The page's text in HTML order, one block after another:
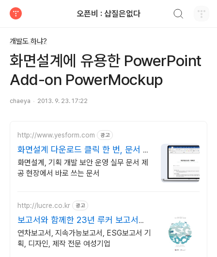
오픈비 : 삽질은없다
개발도 하냐?
화면설계에 유용한 PowerPoint
Add-on PowerMockup
chaeya 2013. 9. 23. 17:22
http://www.yesform.com 광고
화면설계 다운로드 클릭 한 번, 문서 완
성!
화면설계, 기획 개발 보안 운영 실무 문서 제
공 현장에서 바로 쓰는 문서
http://lucre.co.kr 광고
보고서와 함께한 23년 루커 보고서의
명가
연차보고서, 지속가능보고서, ESG보고서 기
획, 디자인, 제작 전문 여성기업